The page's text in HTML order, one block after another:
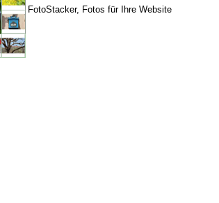
FotoStacker, Fotos für Ihre Website